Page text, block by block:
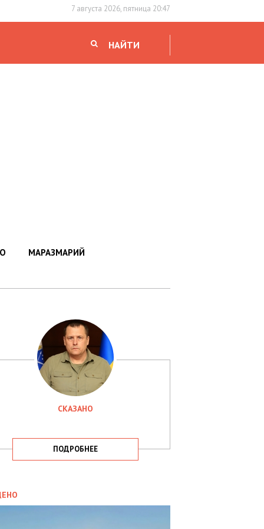
7 августа 2026, пятница 20:47
НАЙТИ
МАРАЗМАРИЙ
СКАЗАНО
ПОДРОБНЕЕ